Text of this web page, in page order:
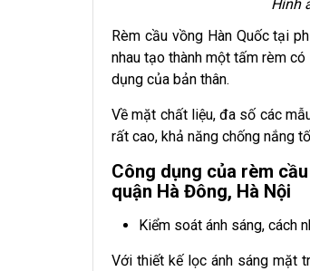
Hình
Rèm cầu vồng Hàn Quốc tại
nhau tạo thành một tấm rèm
dụng của bản thân.
Về mặt chất liệu, đa số các
rất cao, khả năng chống nắng
Công dụng của rèm
quận Hà Đông, Hà Nội
Kiểm soát ánh sáng, cách
Với thiết kế lọc ánh sáng mặt